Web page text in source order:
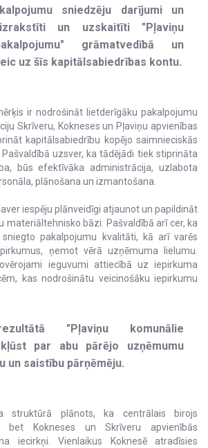
sniedzēju darījumi un
un uzskaitīti "Pļaviņu
grāmatvedībā un
uz šīs kapitālsabiedrības kontu.
ir nodrošināt lietderīgāku pakalpojumu
Skrīveru, Kokneses un Pļaviņu apvienības
kapitālsabiedrību kopējo saimnieciskās
uzsver, ka tādējādi tiek stiprināta
būs efektīvāka administrācija, uzlabota
plānošana un izmantošana.
iespēju plānveidīgi atjaunot un papildināt
materiāltehnisko bāzi. Pašvaldībā arī cer, ka
pakalpojumu kvalitāti, kā arī varēs
ņemot vērā uzņēmuma lielumu.
ieguvumi attiecībā uz iepirkuma
kas nodrošinātu veicinošāku iepirkumu
"Pļaviņu komunālie
par abu pārējo uzņēmumu
un saistību pārņēmēju.
struktūrā plānots, ka centrālais birojs
bet Kokneses un Skrīveru apvienībās
iecirkņi. Vienlaikus Koknesē atradīsies